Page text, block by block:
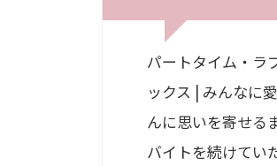
パートタイム・ラ
ックス | みんなに
んに思いを寄せる
バイトを続けてい